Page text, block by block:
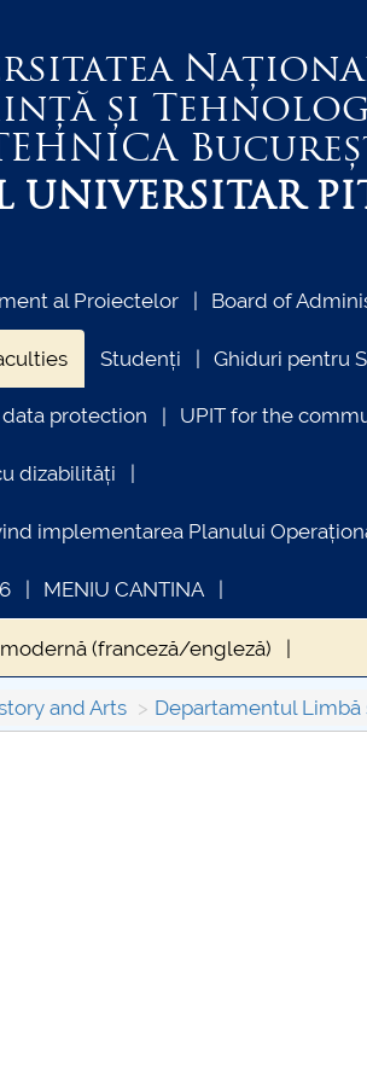
și
UNIVERSITAR
al Proiectelor Board of
Studenți Ghiduri pentru
data protection UPIT for the
dizabilități
implementarea Planului
MENIU CANTINA
(franceză/engleză)
(franceză/spaniolă/
and Arts Departamentul Limbă